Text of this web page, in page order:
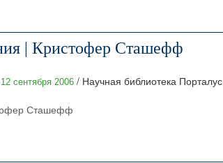
| Кристофер Сташефф
12 сентября 2006 / Научная библиотека Порталус
Сташефф